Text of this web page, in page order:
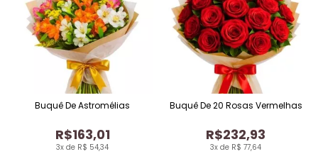
3x de R$ 54,34
R$163,01
Buquê De Astromélias
3x de R$ 77,64
R$232,93
Buquê De 20 Rosas Vermelhas